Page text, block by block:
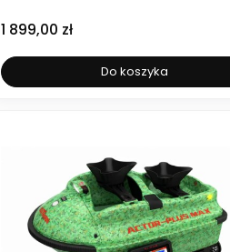
Cena
1 899,00 zł
Do koszyka